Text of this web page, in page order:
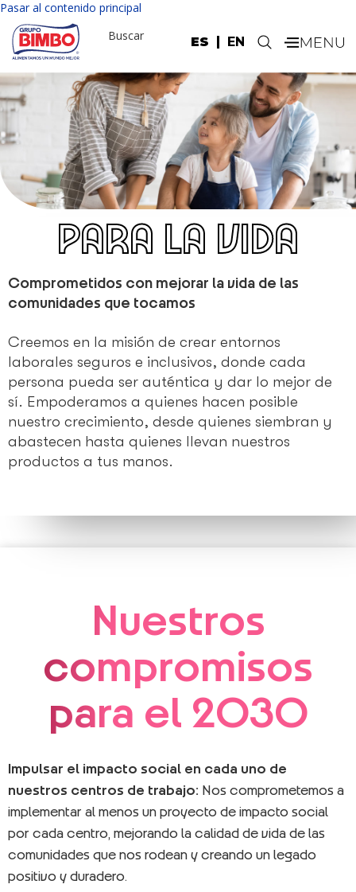
Nota:
este
sitio
web
incluye
un
sistema
accesibilidad.
Pasar al contenido principal
ES EN
Buscar .
Comprometidos con mejorar la vida de las
comunidades que tocamos
Creemos en la misión de crear entornos
laborales seguros e inclusivos, donde cada
persona pueda ser auténtica y dar lo mejor de
sí. Empoderamos a quienes hacen posible
nuestro crecimiento, desde quienes siembran y
abastecen hasta quienes llevan nuestros
productos a tus manos.
Nuestros
compromisos
para el 2030
Impulsar el impacto social en cada uno de
nuestros centros de trabajo: Nos comprometemos a
implementar al menos un proyecto de impacto social
por cada centro, mejorando la calidad de vida de las
comunidades que nos rodean y creando un legado
positivo y duradero.